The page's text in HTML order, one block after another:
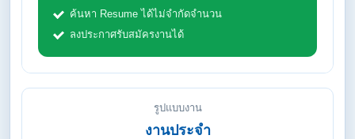
ค้นหา Resume ได้ไม่จำกัดจำนวน
ลงประกาศรับสมัครงานได้
รูปแบบงาน
งานประจำ